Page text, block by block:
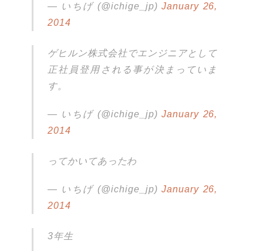
— いちげ (@ichige_jp)January 26,
2014
ゲヒルン株式会社でエンジニアとして
正社員登用される事が決まっていま
す。
— いちげ (@ichige_jp)January 26,
2014
ってかいてあったわ
— いちげ (@ichige_jp)January 26,
2014
3年生